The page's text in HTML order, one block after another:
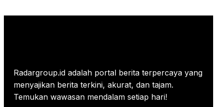
Radargroup.id adalah portal berita terpercaya yang
menyajikan berita terkini, akurat, dan tajam.
Temukan wawasan mendalam setiap hari!